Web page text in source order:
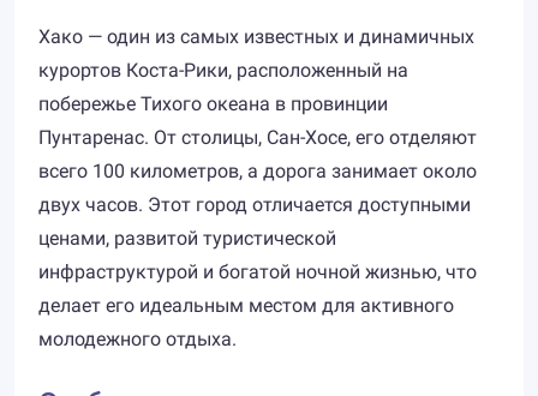
Хако — один из самых известных и динамичных
курортов Коста-Рики, расположенный на
побережье Тихого океана в провинции
Пунтаренас. От столицы, Сан-Хосе, его отделяют
всего 100 километров, а дорога занимает около
двух часов. Этот город отличается доступными
ценами, развитой туристической
инфраструктурой и богатой ночной жизнью, что
делает его идеальным местом для активного
молодежного отдыха.